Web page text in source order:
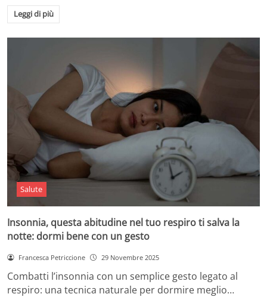
Leggi di più
Salute
Insonnia, questa abitudine nel tuo respiro ti salva la
notte: dormi bene con un gesto
Francesca Petriccione 29 Novembre 2025
Combatti l’insonnia con un semplice gesto legato al
respiro: una tecnica naturale per dormire meglio…